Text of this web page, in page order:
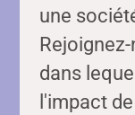
une
dans
l'impact